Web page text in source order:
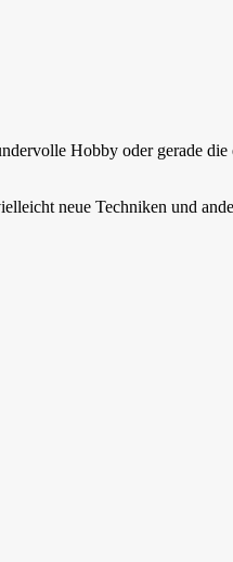
Hobby oder gerade
neue Techniken und